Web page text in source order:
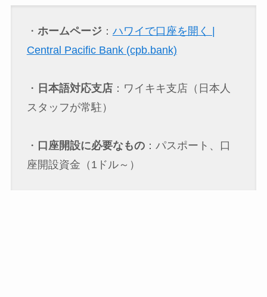
・ ホームページ： ハワイで口座を開く |
Central Pacific Bank (cpb.bank)
・ 日本語対応支店：ワイキキ支店（日本人
スタッフが常駐）
・ 口座開設に必要なもの：パスポート、口
座開設資金（1ドル～）